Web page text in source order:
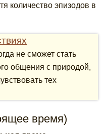
количество эпизодов в
не сможет стать
общения с природой,
тех
время)